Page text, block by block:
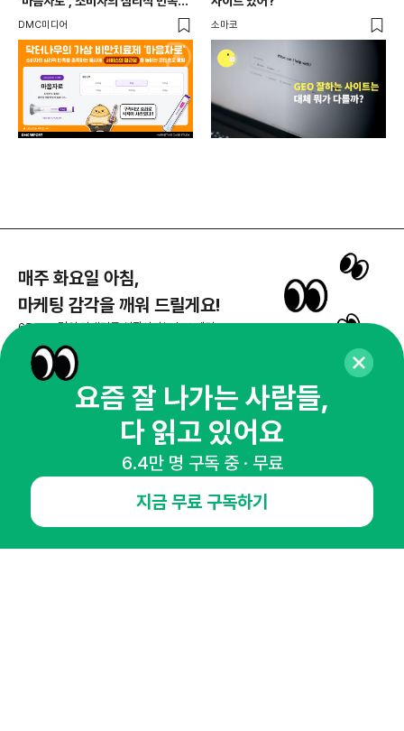
충족하는 동시에 서비스의 접근성을
DMC미디어 소마코
매주 화요일 아침,
마케팅 감각을 깨워 드릴게요!
65,043명의 마케터를 성장시키는 뉴스레터
뉴스레터 구독하기
공지사항 제휴문의
인사이터 신청
뉴스레터
광고안내
요즘 잘 나가는 사람들,
다 읽고 있어요
6.4만 명 구독 중 · 무료
지금 무료 구독하기